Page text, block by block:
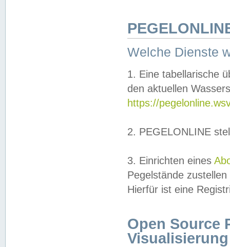
Welche Dienste
1. Eine tabellarische
den aktuellen
https://
2. PEGELONLINE
3. Einrichten eines
Pegelstände
Hierfür ist eine
Open Source
Visualisierung